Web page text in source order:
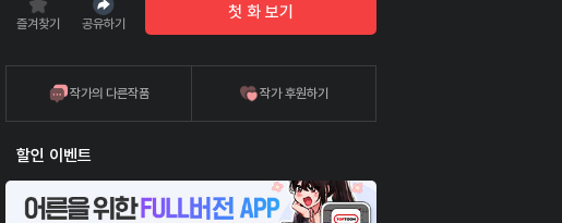
즐겨찾기 공유하기
첫 화 보기
작가의 다른작품 작가 후원하기
할인 이벤트